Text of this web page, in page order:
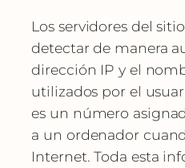
Los servidores del
detectar de manera
dirección IP y el
utilizados por el
es un número
a un ordenador
Internet. Toda esta